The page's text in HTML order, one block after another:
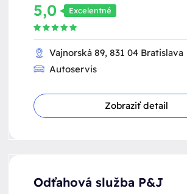
5,0 Excelentné
Vajnorská 89, 831 04 Bratislava
Autoservis
Zobraziť detail
Odťahová služba P&J